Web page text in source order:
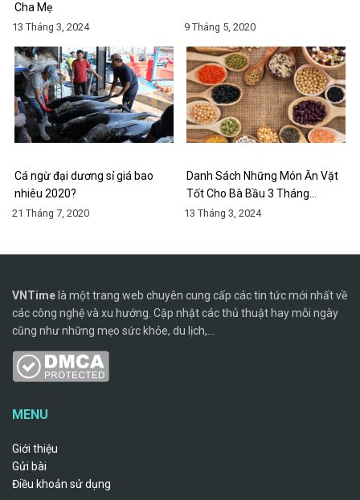
Cha Mẹ
13 Tháng 3, 2024 9 Tháng 5, 2020
Cá ngừ đại dương sỉ giá bao
nhiêu 2020?
21 Tháng 7, 2020
Danh Sách Những Món Ăn Vặt
Tốt Cho Bà Bầu 3 Tháng…
13 Tháng 3, 2024
VNTime là một trang web chuyên cung cấp các tin tức mới nhất về
các công nghệ và xu hướng. Cập nhật các thủ thuật hay mỗi ngày
cũng như những mẹo sức khỏe, du lịch,...
MENU
Giới thiệu
Gửi bài
Điều khoản sử dụng